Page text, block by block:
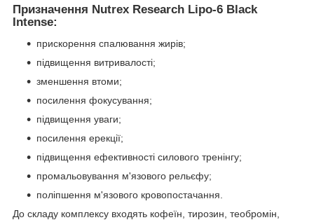
Призначення Nutrex Research Lipo-6 Black
Intense:
прискорення спалювання жирів;
підвищення витривалості;
зменшення втоми;
посилення фокусування;
підвищення уваги;
посилення ерекції;
підвищення ефективності силового тренінгу;
промальовування м'язового рельєфу;
поліпшення м'язового кровопостачання.
До складу комплексу входять кофеїн, тирозин, теобромін,